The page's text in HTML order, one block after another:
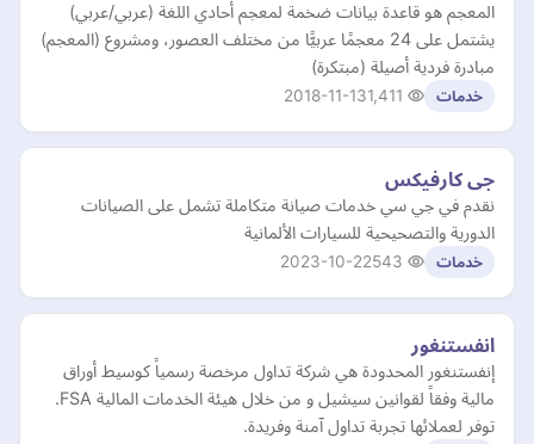
المعجم هو قاعدة بيانات ضخمة لمعجم أحادي اللغة (عربي/عربي)
يشتمل على 24 معجمًا عربيًّا من مختلف العصور، ومشروع (المعجم)
مبادرة فردية أصيلة (مبتكرة)
خدمات 2018-11-13
جى كارفيكس
نقدم في جي سي خدمات صيانة متكاملة تشمل على الصيانات
الدورية والتصحيحية للسيارات الألمانية
خدمات 2023-10-22
انفستنغور
إنفستنغور المحدودة هي شركة تداول مرخصة رسمياً كوسيط أوراق
مالية وفقاً لقوانين سيشيل و من خلال هيئة الخدمات المالية FSA.
توفر لعملائها تجربة تداول آمنة وفريدة.